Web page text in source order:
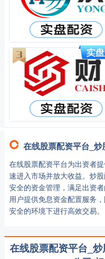
在线股票配资平台_
在线股票配资平台为出资者
速进入市场并放大收益。炒
安全的资金管理，满足出资
用户提供免息资金配置服务
安全的环境下进行高效交易。
在线股票配资平台_